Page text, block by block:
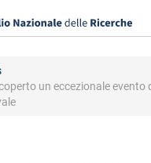
un eccezionale evento